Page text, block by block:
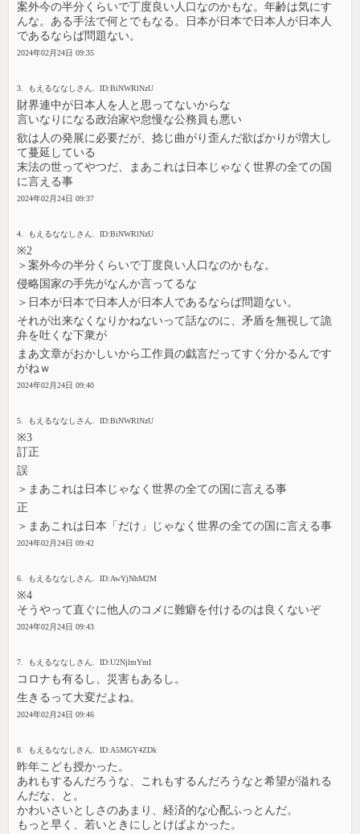
案外今の半分くらいで丁度良い人口なのかもな。年齢は気にす
んな。ある手法で何とでもなる。日本が日本で日本人が日本人
であるならば問題ない。
2024年02月24日 09:35
3. もえるななしさん. ID:BiNWRlNzU
財界連中が日本人を人と思ってないからな
言いなりになる政治家や怠慢な公務員も悪い
欲は人の発展に必要だが、捻じ曲がり歪んだ欲ばかりが増大し
て蔓延している
末法の世ってやつだ、まあこれは日本じゃなく世界の全ての国
に言える事
2024年02月24日 09:37
4. もえるななしさん. ID:BiNWRlNzU
※2
＞案外今の半分くらいで丁度良い人口なのかもな。
侵略国家の手先がなんか言ってるな
＞日本が日本で日本人が日本人であるならば問題ない。
それが出来なくなりかねないって話なのに、矛盾を無視して詭
弁を吐くな下衆が
まあ文章がおかしいから工作員の戯言だってすぐ分かるんです
がねｗ
2024年02月24日 09:40
5. もえるななしさん. ID:BiNWRlNzU
※3
訂正
誤
＞まあこれは日本じゃなく世界の全ての国に言える事
正
＞まあこれは日本「だけ」じゃなく世界の全ての国に言える事
2024年02月24日 09:42
6. もえるななしさん. ID:AwYjNhM2M
※4
そうやって直ぐに他人のコメに難癖を付けるのは良くないぞ
2024年02月24日 09:43
7. もえるななしさん. ID:U2NjlmYmI
コロナも有るし、災害もあるし。
生きるって大変だよね。
2024年02月24日 09:46
8. もえるななしさん. ID:A5MGY4ZDk
昨年こども授かった。
あれもするんだろうな、これもするんだろうなと希望が溢れる
んだな、と。
かわいさいとしさのあまり、経済的な心配ふっとんだ。
もっと早く、若いときにしとけばよかった。